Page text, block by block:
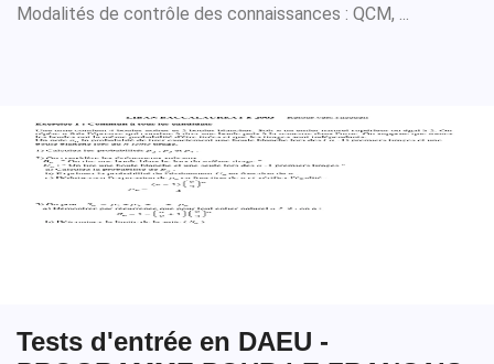
Modalités de contrôle des connaissances : QCM, ...
Tests d'entrée en DAEU -